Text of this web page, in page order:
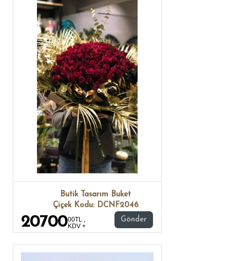
Butik Tasarım Buket
Çiçek Kodu: DCNF2046
2070000TL ,
KDV +
Gönder